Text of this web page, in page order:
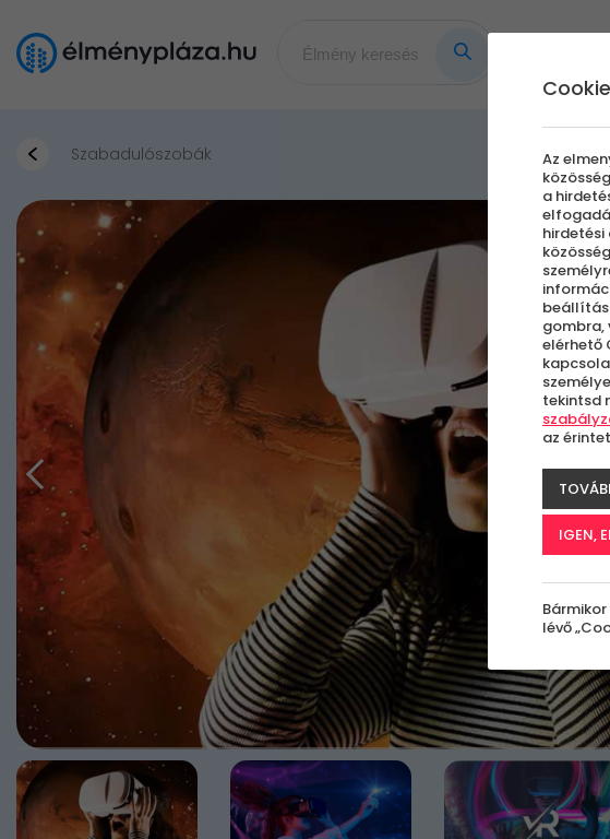
Szabadulószobák
Az
a
gombra,
elérhető
tekintsd
az
IGEN,
lévő